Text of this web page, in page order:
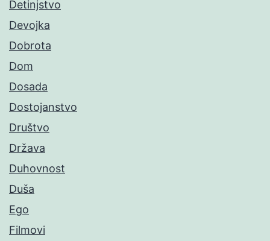
Detinjstvo
Devojka
Dobrota
Dom
Dosada
Dostojanstvo
Društvo
Država
Duhovnost
Duša
Ego
Filmovi